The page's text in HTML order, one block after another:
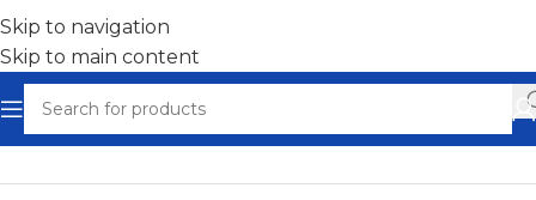
Skip to navigation
Skip to main content
Home/Compresoare cu piston